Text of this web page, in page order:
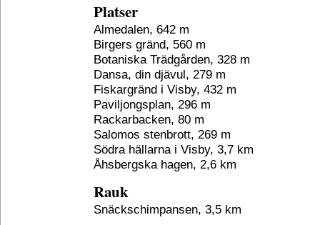
Platser
Almedalen, 642 m
Birgers gränd, 560 m
Botaniska Trädgården, 328 m
Dansa, din djävul, 279 m
Fiskargränd i Visby, 432 m
Paviljongsplan, 296 m
Rackarbacken, 80 m
Salomos stenbrott, 269 m
Södra hällarna i Visby, 3,7 km
Åhsbergska hagen, 2,6 km
Rauk
Snäckschimpansen, 3,5 km